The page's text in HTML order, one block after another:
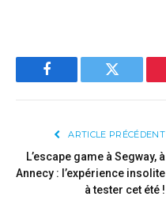
Facebook Twitter
ARTICLE PRÉCÉDENT
L’escape game à Segway, à
Annecy : l’expérience insolite
à tester cet été !